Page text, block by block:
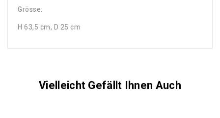
Grösse:
H 63,5 cm, D 25 cm
Vielleicht Gefällt Ihnen Auch